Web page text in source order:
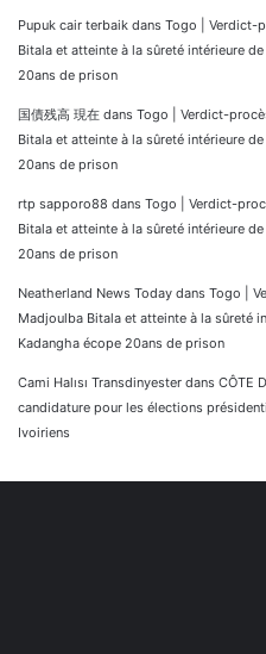
Pupuk cair terbaik dans Togo | Verdict-
Bitala et atteinte à la sûreté intérieure
20ans de prison
国債残高 現在 dans Togo | Verdict-
Bitala et atteinte à la sûreté intérieure
20ans de prison
rtp sapporo88 dans Togo | Verdict-
Bitala et atteinte à la sûreté intérieure
20ans de prison
Neatherland News Today dans Togo |
Madjoulba Bitala et atteinte à la sûreté
Kadangha écope 20ans de prison
Cami Halısı Transdinyester dans CÔTE
candidature pour les élections
Ivoiriens